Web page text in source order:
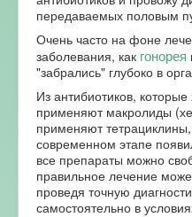
передаваемых половым
Очень часто на фоне
заболевания, как гонорея
"забрались" глубоко в
Из антибиотиков,
применяют макролиды
применяют
современном этапе
все препараты можно
правильное лечение
проведя точную
самостоятельно в